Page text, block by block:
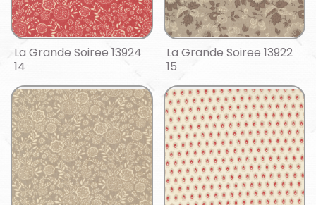
La Grande Soiree 13924
14
La Grande Soiree 13922
15